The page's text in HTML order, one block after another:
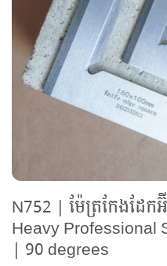
N752 | ម៉ែត្រកែងដែ
Heavy Professional
| 90 degrees